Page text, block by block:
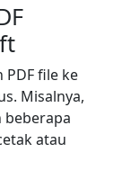
file ke
Misalnya,
atau